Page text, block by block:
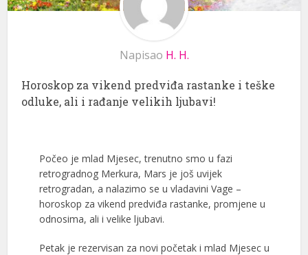
Napisao H. H.
Horoskop za vikend predviđa rastanke i teške
odluke, ali i rađanje velikih ljubavi!
Počeo je mlad Mjesec, trenutno smo u fazi
retrogradnog Merkura, Mars je još uvijek
retrogradan, a nalazimo se u vladavini Vage –
horoskop za vikend predviđa rastanke, promjene u
odnosima, ali i velike ljubavi.
Petak je rezervisan za novi početak i mlad Mjesec u